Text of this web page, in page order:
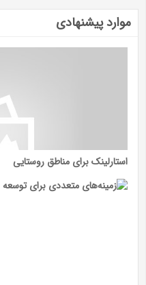
موارد پیشنهادی
استارلینک برای مناطق روستایی